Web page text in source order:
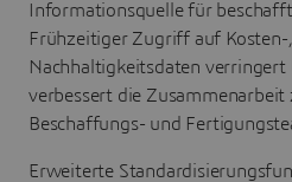
Informationsquelle für
Frühzeitiger Zugriff auf Kosten-
Nachhaltigkeitsdaten
verbessert die
Beschaffungs- und
Erweiterte